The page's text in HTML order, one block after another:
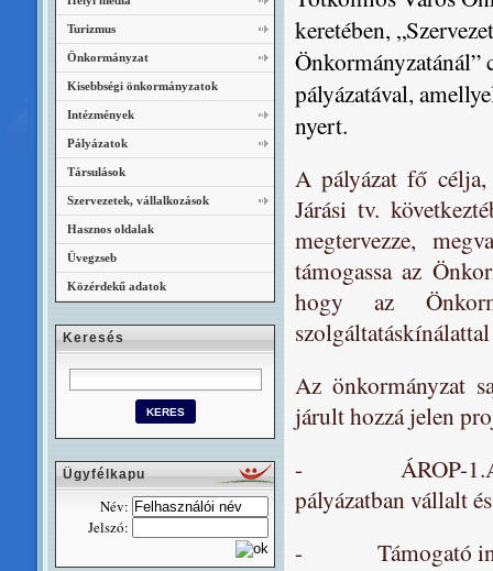
keretében,
pályázatával,
nyert.
A pályázat fő
Járási tv.
megtervezze,
támogassa az
hogy az
Az önkormányzat
járult hozzá jelen
- ÁROP-1.A.2. A
pályázatban vállalt
- Támogató
Turizmus
Önkormányzat
Kisebbségi önkormányzatok
Intézmények
Pályázatok
Társulások
Szervezetek, vállalkozások
Hasznos oldalak
Üvegzseb
Közérdekű adatok
Keresés
Ügyfélkapu
Név:
Jelszó: